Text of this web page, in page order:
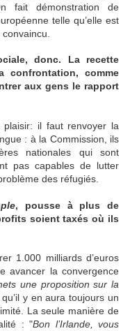
fait démonstration de
telle qu’elle est
donc. La recette
confrontation, comme
aux gens le rapport
plaisir: il faut renvoyer la
: à la Commission, ils
nationales qui sont
pas capables de lutter
des réfugiés.
, pousse à plus de
soient taxés où ils
1.000 milliards d’euros
avancer la convergence
une proposition sur la
y en aura toujours un
La seule manière de
: "Bon l’Irlande, vous